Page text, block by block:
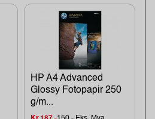
HP A4 Advanced
Glossy Fotopapir 250
g/m...